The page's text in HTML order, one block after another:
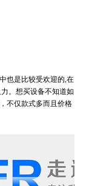
也是比较受欢迎的,在
。想买设备不知道如
不仅款式多而且价格